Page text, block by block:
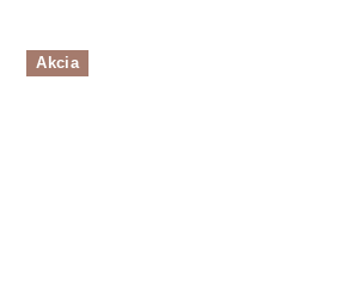
Akcia